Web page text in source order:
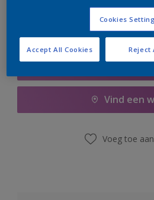
Vind een
Voeg toe
Cookies
Reject
Accept All Cookies